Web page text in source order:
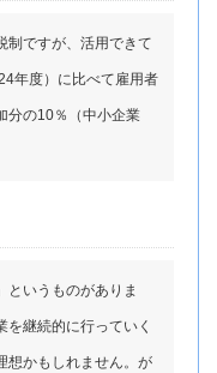
制ですが、活用できて
年度）に比べて雇用者
分の10％（中小企業
というものがありま
継続的に行っていく
想かもしれません。が